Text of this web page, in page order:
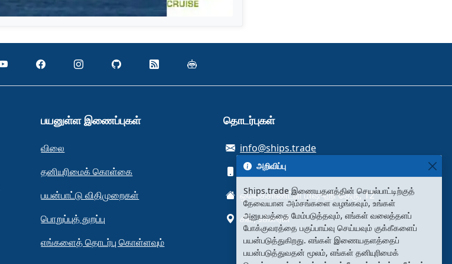
பயனுள்ள இணைப்புகள்
விலை
தனியுரிமைக் கொள்கை
பயன்பாட்டு விதிமுறைகள்
பொறுப்புத் துறப்பு
எங்களைத் தொடர்பு கொள்ளவும்
தொடர்புகள்
info@ships.trade
+380934480633
ஒலெக்சாண்ட்ரா மிஷுஹி தெரு, 12
கீவ், உக்ரைன்
அறிவிப்பு
Ships.trade இணையதளத்தின் செயல்பாட்டிற்குத்
தேவையான அம்சங்களை வழங்கவும், உங்கள்
அனுபவத்தை மேம்படுத்தவும், எங்கள் வலைத்தளப்
போக்குவரத்தை பகுப்பாய்வு செய்யவும் குக்கீகளைப்
பயன்படுத்துகிறது. எங்கள் இணையதளத்தைப்
பயன்படுத்துவதன் மூலம், எங்கள் தனியுரிமைக்